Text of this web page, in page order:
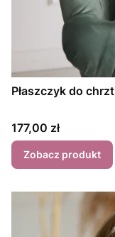
Płaszczyk do
Cena
177,00 zł
Zobacz produkt